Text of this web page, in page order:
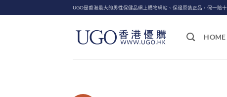
to
UGO是香港最大的男性保健品網上購物網站、保證原裝正品，假一賠十
HOME